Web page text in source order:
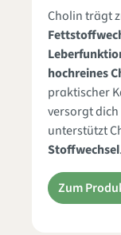
Cholin trägt
hochreines
praktischer
versorgt dich
unterstützt
Stoffwechsel.
Zum